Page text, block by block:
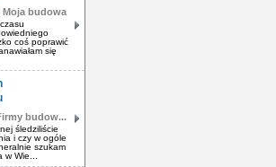
Moja budowa
coś poprawić
się
budow...
śledziliście
i czy w ogóle
szukam
Wie...